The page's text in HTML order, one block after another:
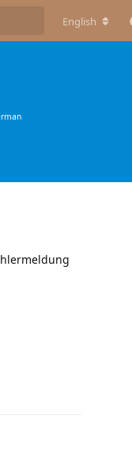
English